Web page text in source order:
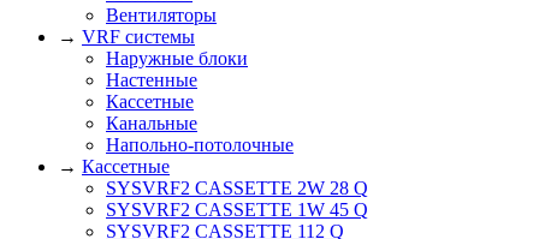
Вентиляторы
→ VRF системы
Наружные блоки
Настенные
Кассетные
Канальные
Напольно-потолочные
→ Кассетные
SYSVRF2 CASSETTE 2W 28 Q
SYSVRF2 CASSETTE 1W 45 Q
SYSVRF2 CASSETTE 112 Q